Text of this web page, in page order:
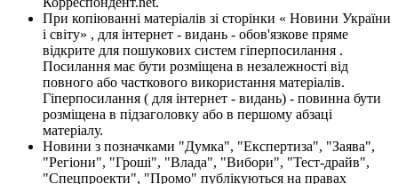
При копіюванні матеріалів зі сторінки « Новини України
і світу» , для інтернет - видань - обов'язкове пряме
відкрите для пошукових систем гіперпосилання .
Посилання має бути розміщена в незалежності від
повного або часткового використання матеріалів.
Гіперпосилання ( для інтернет - видань) - повинна бути
розміщена в підзаголовку або в першому абзаці
матеріалу.
Новини з позначками "Думка", "Експертиза", "Заява",
"Регіони", "Гроші", "Влада", "Вибори", "Тест-драйв",
"Спецпроекти", "Промо" публікуються на правах